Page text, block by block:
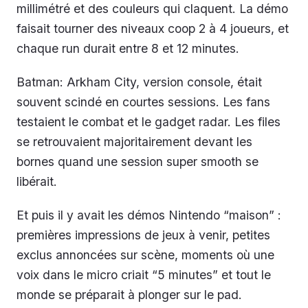
millimétré et des couleurs qui claquent. La démo
faisait tourner des niveaux coop 2 à 4 joueurs, et
chaque run durait entre 8 et 12 minutes.
Batman: Arkham City, version console, était
souvent scindé en courtes sessions. Les fans
testaient le combat et le gadget radar. Les files
se retrouvaient majoritairement devant les
bornes quand une session super smooth se
libérait.
Et puis il y avait les démos Nintendo “maison” :
premières impressions de jeux à venir, petites
exclus annoncées sur scène, moments où une
voix dans le micro criait “5 minutes” et tout le
monde se préparait à plonger sur le pad.